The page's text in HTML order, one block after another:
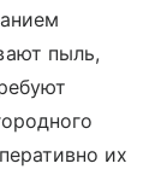
пыль,
их